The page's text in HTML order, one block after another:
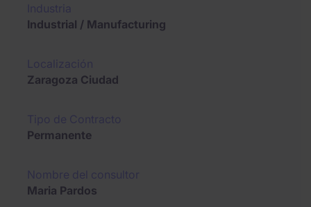
Industrial / Manufacturing
Zaragoza Ciudad
Permanente
Maria Pardos